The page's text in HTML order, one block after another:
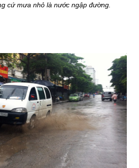
cứ mưa nhỏ là nước ngập đường.